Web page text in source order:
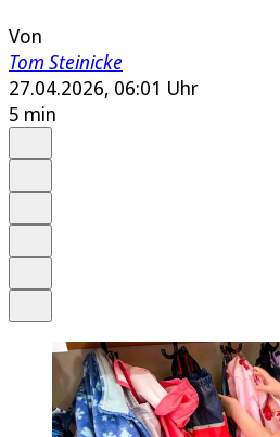
Von
Tom Steinicke
27.04.2026, 06:01 Uhr
5 min